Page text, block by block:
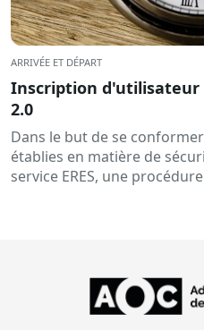
ARRIVÉE ET DÉPART
Inscription d'utilisateur
2.0
Dans le but de se
établies en matière de
service ERES, une